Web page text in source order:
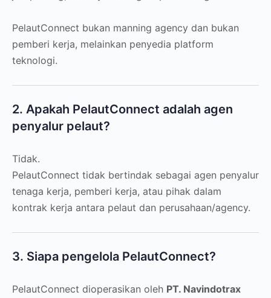
PelautConnect bukan manning agency dan bukan
pemberi kerja, melainkan penyedia platform
teknologi.
2. Apakah PelautConnect adalah agen
penyalur pelaut?
Tidak.
PelautConnect tidak bertindak sebagai agen penyalur
tenaga kerja, pemberi kerja, atau pihak dalam
kontrak kerja antara pelaut dan perusahaan/agency.
3. Siapa pengelola PelautConnect?
PelautConnect dioperasikan oleh PT. Navindotrax